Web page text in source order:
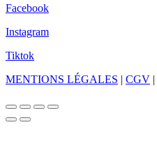
Facebook
Instagram
Tiktok
MENTIONS LÉGALES | CGV |